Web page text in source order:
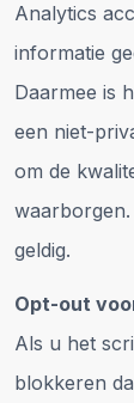
Analytics
informatie
Daarmee is
een niet-
om de
geldig.
Opt-out
Als u het
blokkeren